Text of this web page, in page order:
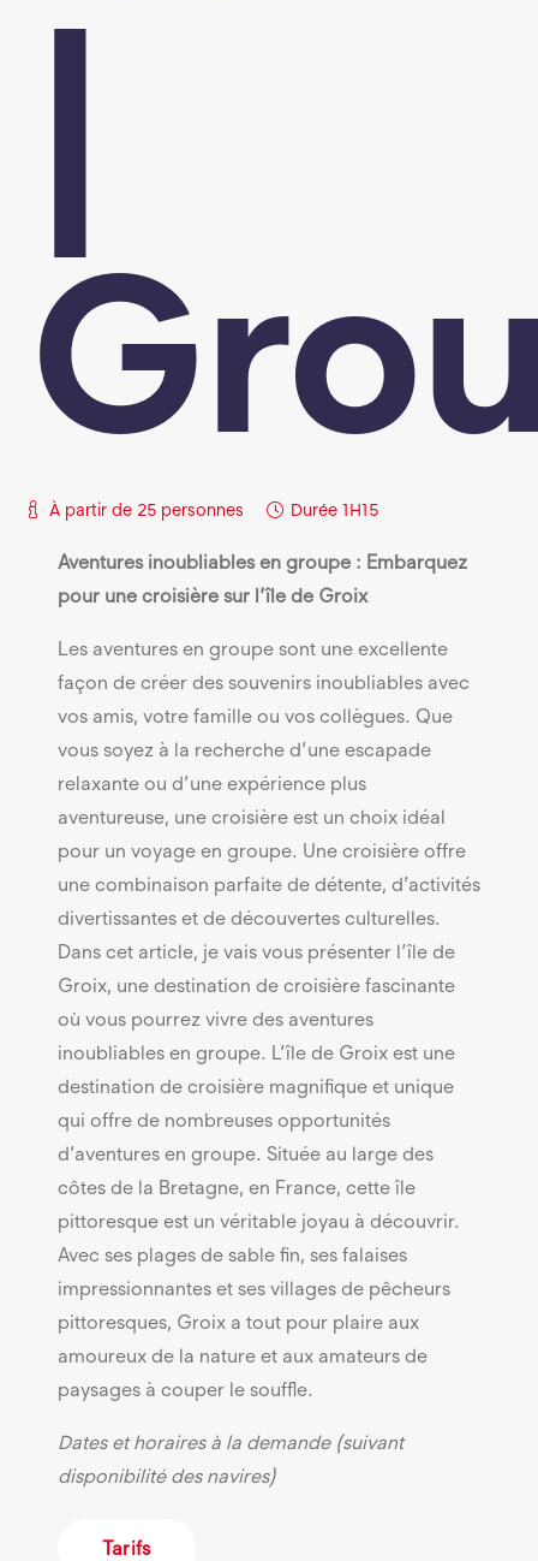
À partir de 25 personnes Durée 1H15
Aventures inoubliables en groupe : Embarquez
pour une croisière sur l’île de Groix
Les aventures en groupe sont une excellente
façon de créer des souvenirs inoubliables avec
vos amis, votre famille ou vos collègues. Que
vous soyez à la recherche d’une escapade
relaxante ou d’une expérience plus
aventureuse, une croisière est un choix idéal
pour un voyage en groupe. Une croisière offre
une combinaison parfaite de détente, d’activités
divertissantes et de découvertes culturelles.
Dans cet article, je vais vous présenter l’île de
Groix, une destination de croisière fascinante
où vous pourrez vivre des aventures
inoubliables en groupe. L’île de Groix est une
destination de croisière magnifique et unique
qui offre de nombreuses opportunités
d’aventures en groupe. Située au large des
côtes de la Bretagne, en France, cette île
pittoresque est un véritable joyau à découvrir.
Avec ses plages de sable fin, ses falaises
impressionnantes et ses villages de pêcheurs
pittoresques, Groix a tout pour plaire aux
amoureux de la nature et aux amateurs de
paysages à couper le souffle.
Dates et horaires à la demande (suivant
disponibilité des navires)
Tarifs